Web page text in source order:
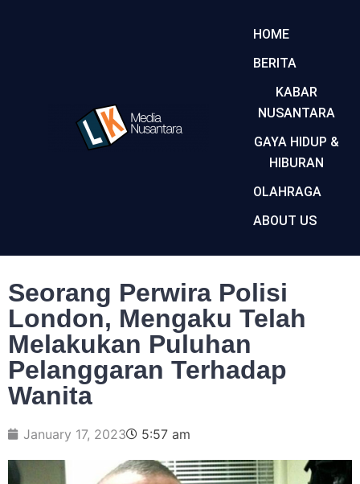
HOME
BERITA
KABAR
NUSANTARA
GAYA HIDUP &
HIBURAN
OLAHRAGA
ABOUT US
Seorang Perwira Polisi
London, Mengaku Telah
Melakukan Puluhan
Pelanggaran Terhadap
Wanita
January 17, 2023 5:57 am